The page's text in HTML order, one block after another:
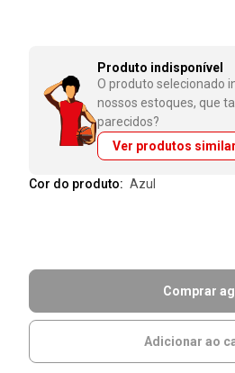
Produto indisponível
O produto selecionado
nossos estoques, que
parecidos?
Ver produtos
Cor do produto: azul
Comprar
Adicionar ao